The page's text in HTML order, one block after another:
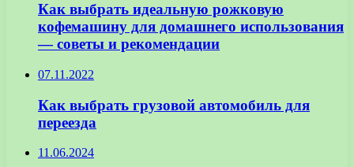
Как выбрать идеальную рожковую
кофемашину для домашнего использования
— советы и рекомендации
07.11.2022
Как выбрать грузовой автомобиль для
переезда
11.06.2024